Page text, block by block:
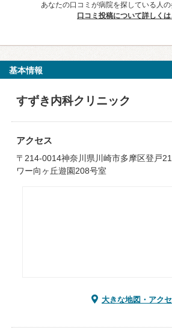
あなたの口コミが病院を探している人の
口コミ投稿について詳しく
基本情報
すずき内科クリニック
アクセス
〒214-0014神奈川県川崎市多摩区登戸
ワー向ヶ丘遊園208号室
大きな地図・アク